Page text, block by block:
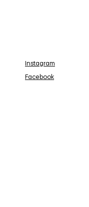
Instagram
Facebook